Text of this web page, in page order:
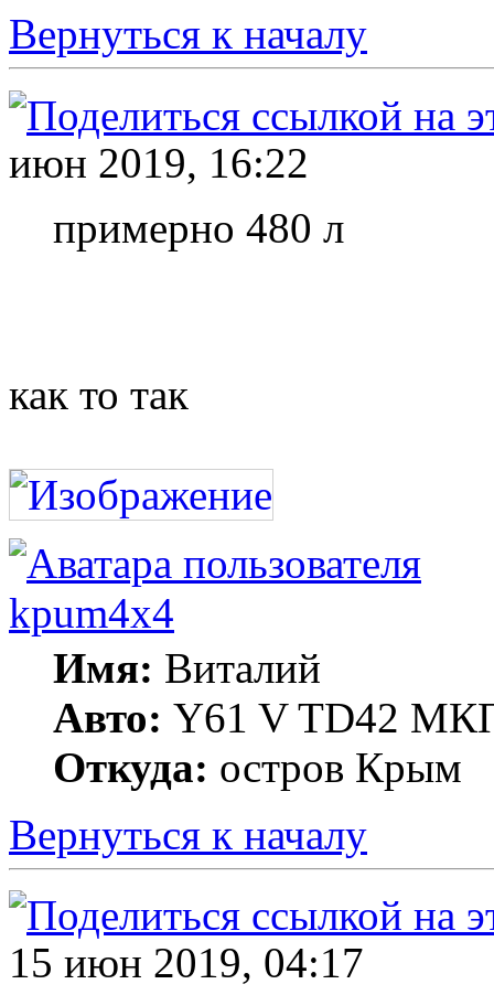
Вернуться к началу
июн 2019, 16:22
примерно 480 л
как то так
kpum4x4
Имя: Виталий
Авто: Y61 V TD42
Откуда: остров Крым
Вернуться к началу
15 июн 2019, 04:17